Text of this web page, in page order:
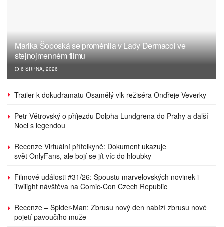
Marika Šoposká se proměnila v Lady Dermacol ve
stejnojmenném filmu
6 SRPNA, 2026
Trailer k dokudramatu Osamělý vlk režiséra Ondřeje Veverky
Petr Větrovský o příjezdu Dolpha Lundgrena do Prahy a další
Noci s legendou
Recenze Virtuální přítelkyně: Dokument ukazuje
svět OnlyFans, ale bojí se jít víc do hloubky
Filmové události #31/26: Spoustu marvelovských novinek i
Twilight návštěva na Comic-Con Czech Republic
Recenze – Spider-Man: Zbrusu nový den nabízí zbrusu nové
pojetí pavoučího muže